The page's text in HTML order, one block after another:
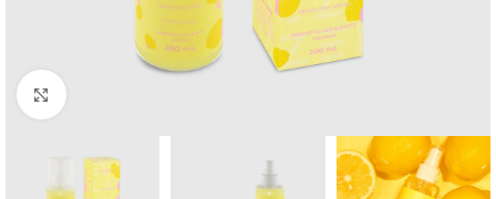
Clique para ampliar